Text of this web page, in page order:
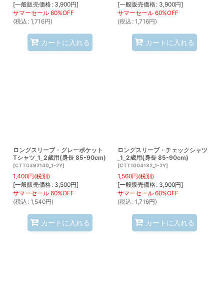
[一般販売価格: 3,900円]
(税込 : 1,716円)
カートに入れる
[一般販売価格: 3,900円]
(税込 : 1,716円)
カートに入れる
ロングスリーブ・グレーポケット
Tシャツ_1_2歳用(身長 85-90cm)
[CTT0392140_1-2Y]
1,400円(税別)
[一般販売価格: 3,500円]
(税込 : 1,540円)
カートに入れる
ロングスリーブ・チェックシャツ
_1_2歳用(身長 85-90cm)
[CTT1004182_1-2Y]
1,560円(税別)
[一般販売価格: 3,900円]
(税込 : 1,716円)
カートに入れる